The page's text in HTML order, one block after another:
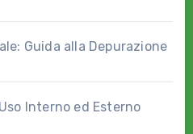
Guida alla Depurazione
Interno ed Esterno